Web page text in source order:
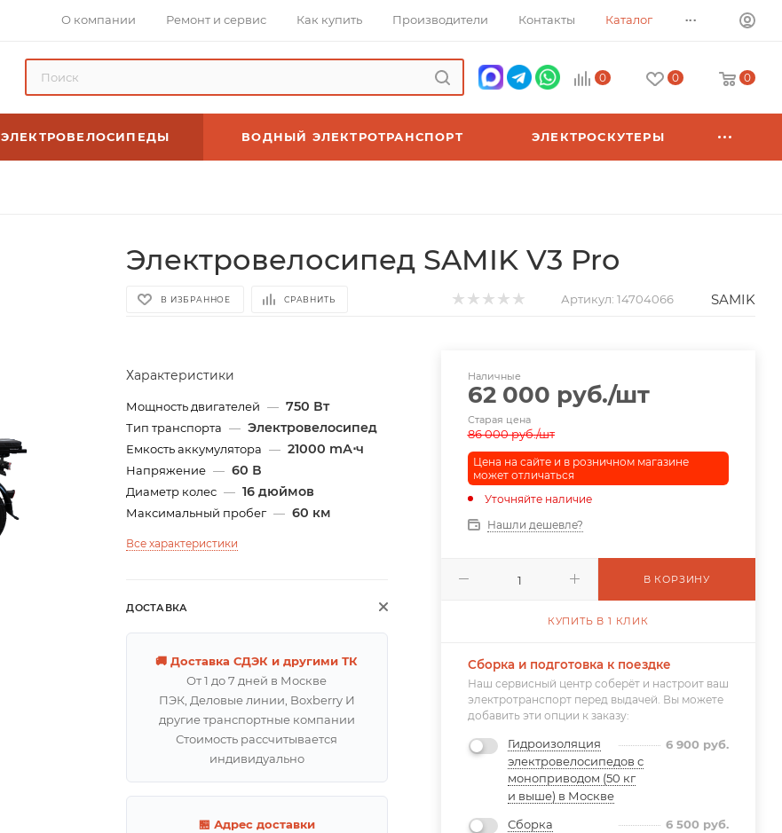
О компании Ремонт и сервис Как купить Производители Контакты Каталог ...
0 0 0
ЭЛЕКТРОВЕЛОСИПЕДЫ ВОДНЫЙ ЭЛЕКТРОТРАНСПОРТ ЭЛЕКТРОСКУТЕРЫ
Электровелосипед SAMIK V3 Pro
В ИЗБРАННОЕ СРАВНИТЬ Артикул: 14704066 SAMIK
Характеристики
Мощность двигателей — 750 Вт
Тип транспорта — Электровелосипед
Емкость аккумулятора — 21000 mА⋅ч
Напряжение — 60 В
Диаметр колес — 16 дюймов
Максимальный пробег — 60 км
Все характеристики
ДОСТАВКА
🚚 Доставка СДЭК и другими ТК
От 1 до 7 дней в Москве
ПЭК, Деловые линии, Boxberry И
другие транспортные компании
Стоимость рассчитывается
индивидуально
🏪 Адрес доставки
Наличные
62 000 руб./шт
Старая цена
86 000руб./шт
Цена на сайте и в розничном магазине
может отличаться
Уточняйте наличие
Нашли дешевле?
В КОРЗИНУ
КУПИТЬ В 1 КЛИК
Сборка и подготовка к поездке
Наш сервисный центр соберёт и настроит ваш
электротранспорт перед выдачей. Вы можете
добавить эти опции к заказу:
Гидроизоляция
электровелосипедов с
моноприводом (50 кг
и выше) в Москве
6 900руб.
Сборка
6 500руб.